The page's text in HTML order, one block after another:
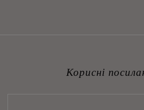
Корисні